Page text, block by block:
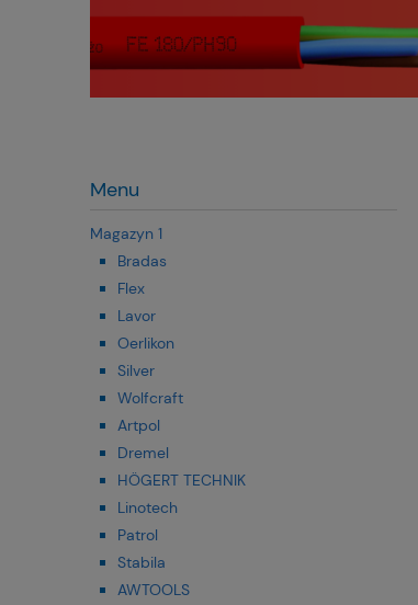
Menu
Magazyn 1
Bradas
Flex
Lavor
Oerlikon
Silver
Wolfcraft
Artpol
Dremel
HÖGERT TECHNIK
Linotech
Patrol
Stabila
AWTOOLS